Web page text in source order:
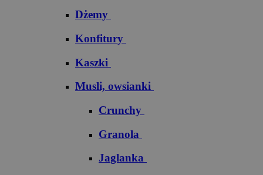
Dżemy
Konfitury
Kaszki
Musli, owsianki
Crunchy
Granola
Jaglanka